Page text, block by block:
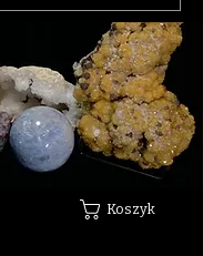
Koszyk